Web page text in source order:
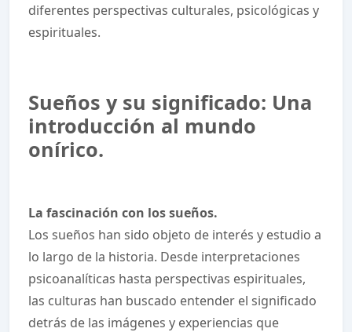
diferentes perspectivas culturales, psicológicas y
espirituales.
Sueños y su significado: Una
introducción al mundo
onírico.
La fascinación con los sueños.
Los sueños han sido objeto de interés y estudio a
lo largo de la historia. Desde interpretaciones
psicoanalíticas hasta perspectivas espirituales,
las culturas han buscado entender el significado
detrás de las imágenes y experiencias que